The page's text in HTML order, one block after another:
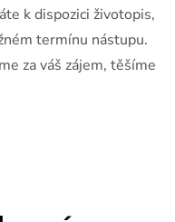
k dispozici životopis,
termínu nástupu.
za váš zájem, těšíme